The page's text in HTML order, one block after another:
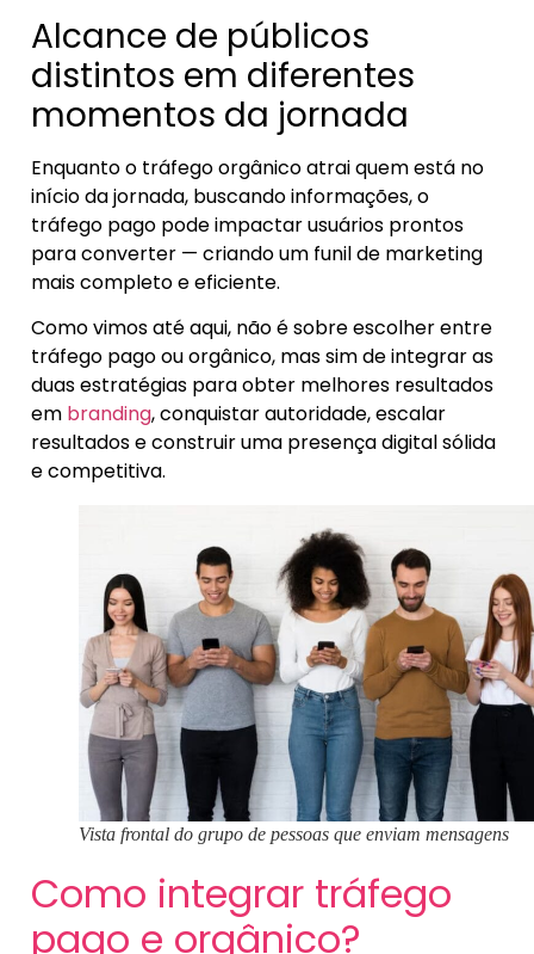
Alcance de públicos
distintos em diferentes
momentos da jornada
Enquanto o tráfego orgânico atrai quem está no
início da jornada, buscando informações, o
tráfego pago pode impactar usuários prontos
para converter — criando um funil de marketing
mais completo e eficiente.
Como vimos até aqui, não é sobre escolher entre
tráfego pago ou orgânico, mas sim de integrar as
duas estratégias para obter melhores resultados
em branding, conquistar autoridade, escalar
resultados e construir uma presença digital sólida
e competitiva.
Vista frontal do grupo de pessoas que enviam mensagens
Como integrar tráfego
pago e orgânico?